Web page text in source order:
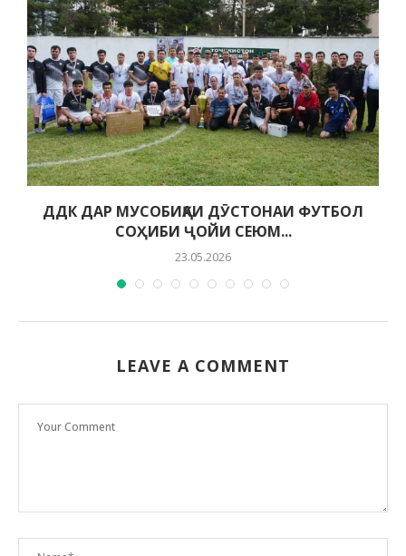
ДДК ДАР МУСОБИҚАИ ДӮСТОНАИ ФУТБОЛ
СОҲИБИ ҶОЙИ СЕЮМ...
23.05.2026
LEAVE A COMMENT